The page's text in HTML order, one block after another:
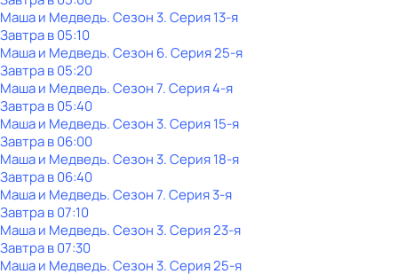
Маша и Медведь. Сезон 3. Серия 13-я
Завтра в 05:10
Маша и Медведь. Сезон 6. Серия 25-я
Завтра в 05:20
Маша и Медведь. Сезон 7. Серия 4-я
Завтра в 05:40
Маша и Медведь. Сезон 3. Серия 15-я
Завтра в 06:00
Маша и Медведь. Сезон 3. Серия 18-я
Завтра в 06:40
Маша и Медведь. Сезон 7. Серия 3-я
Завтра в 07:10
Маша и Медведь. Сезон 3. Серия 23-я
Завтра в 07:30
Маша и Медведь. Сезон 3. Серия 25-я